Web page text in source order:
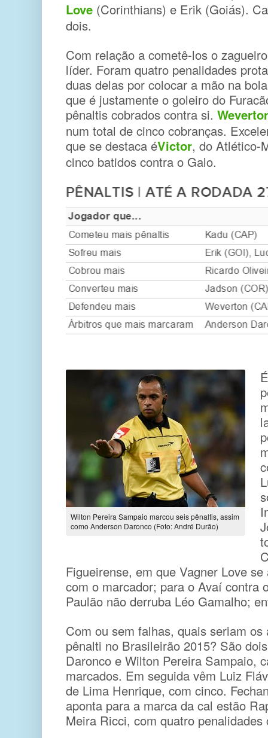
Love (Corinthians) e Erik (Goiás).
dois.
Com relação a cometê-los o
líder. Foram quatro penalidades
duas delas por colocar a mão na
que é justamente o goleiro do
pênaltis cobrados contra si.
num total de cinco cobranças.
que se destaca éVictor, do Atlético-
cinco batidos contra o Galo.
Wilton Pereira Sampaio marcou seis pênaltis, assim
como Anderson Daronco (Foto: André Durão)
Figueirense, em que Vagner Love
com o marcador; para o Avaí contra
Paulão não derruba Léo Gamalho;
Com ou sem falhas, quais seriam
pênalti no Brasileirão 2015? São
Daronco e Wilton Pereira Sampaio,
marcados. Em seguida vêm Luiz
de Lima Henrique, com cinco.
aponta para a marca da cal estão
Meira Ricci, com quatro penalidades